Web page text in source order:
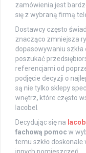
zamówienia jest
się z wybraną firmą
Dostawcy często
znacząco zmniejsza
dopasowywaniu
poszukać
referencjami od
podjęcie decyzji o
są nie tylko sklepy
wnętrz, które często
lacobel.
Decydując się na
fachową pomocw
temu szkło
innych pomieszczeń.